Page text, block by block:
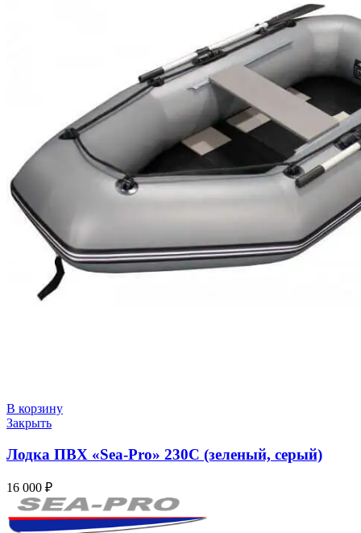
В корзину
Закрыть
Лодка ПВХ «Sea-Pro» 230C (зеленый, серый)
16 000 ₽